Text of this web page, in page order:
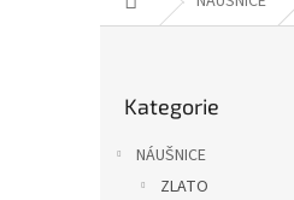
kategorie
Kategorie
NÁUŠNICE
ZLATO